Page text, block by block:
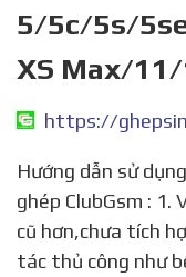
5/5c/5s/
XS Max/
https://
Hướng dẫn sử dụng chức năng tăng sóng cho sim
ghép ClubGsm : 1.
cũ hơn,chưa tích
tác thủ công như